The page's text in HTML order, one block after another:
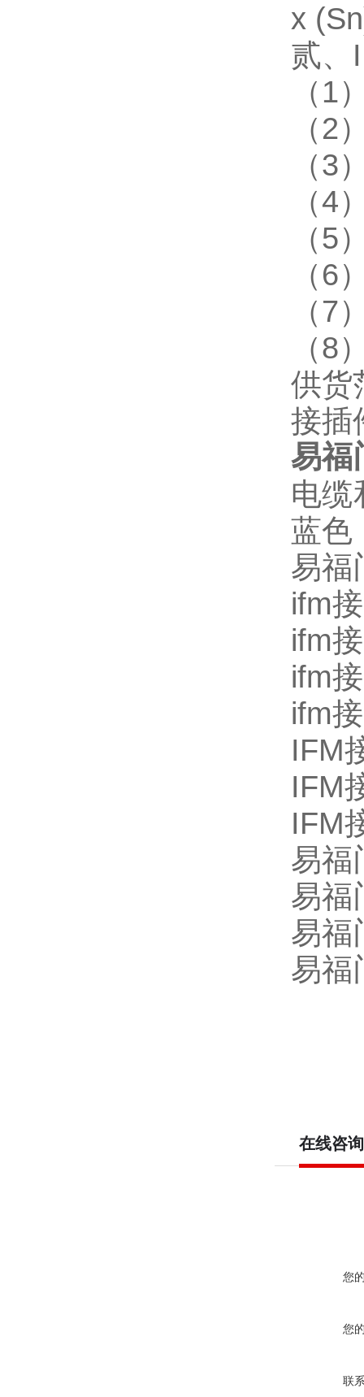
x
贰、
（1
（2
（3
（4
（5
（6
（7
（8
供货
接插
易福
电缆
蓝色
易福
ifm
ifm
ifm
ifm
IFM
IFM
IFM
易福
易福
易福
易福
在线咨询
您
您
联